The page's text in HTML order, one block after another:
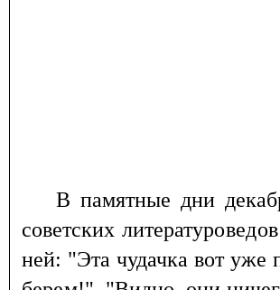
В памятные дни
советских литерату
ней: "Эта чудачка вот уже